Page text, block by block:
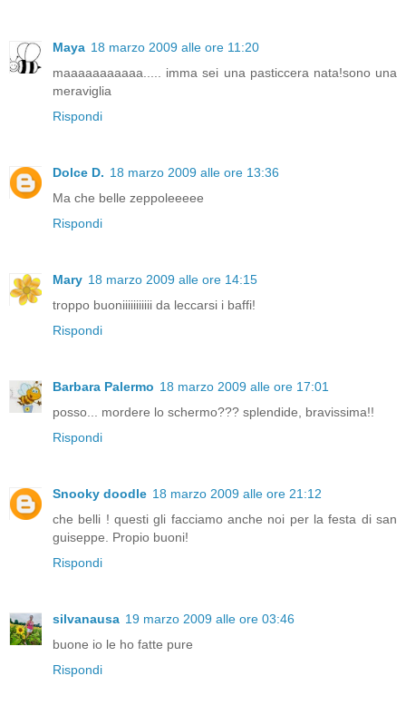
Maya 18 marzo 2009 alle ore 11:20
maaaaaaaaaaa..... imma sei una pasticcera nata!sono una
meraviglia
Rispondi
Dolce D. 18 marzo 2009 alle ore 13:36
Ma che belle zeppoleeeee
Rispondi
Mary 18 marzo 2009 alle ore 14:15
troppo buoniiiiiiiiiii da leccarsi i baffi!
Rispondi
Barbara Palermo 18 marzo 2009 alle ore 17:01
posso... mordere lo schermo??? splendide, bravissima!!
Rispondi
Snooky doodle 18 marzo 2009 alle ore 21:12
che belli ! questi gli facciamo anche noi per la festa di san
guiseppe. Propio buoni!
Rispondi
silvanausa 19 marzo 2009 alle ore 03:46
buone io le ho fatte pure
Rispondi